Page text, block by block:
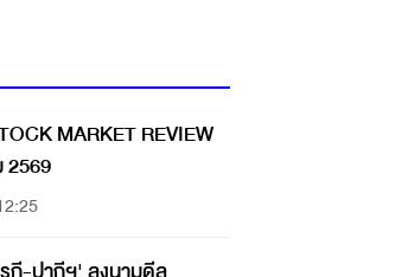
MARKET REVIEW
2569